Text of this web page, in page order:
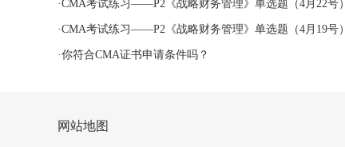
·CMA考试练习——P2《战略财务管理》单选题（4月22号）
·CMA考试练习——P2《战略财务管理》单选题（4月19号）
·你符合CMA证书申请条件吗？
网站地图